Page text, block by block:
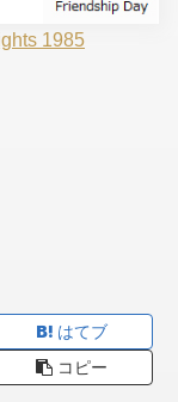
1985
はてブ
コピー